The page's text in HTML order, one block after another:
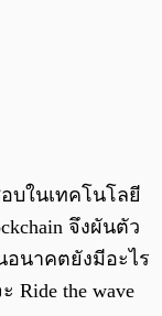
บในเทคโนโลยี
จึงผันตัว
อนาคตยังมีอะไร
the wave